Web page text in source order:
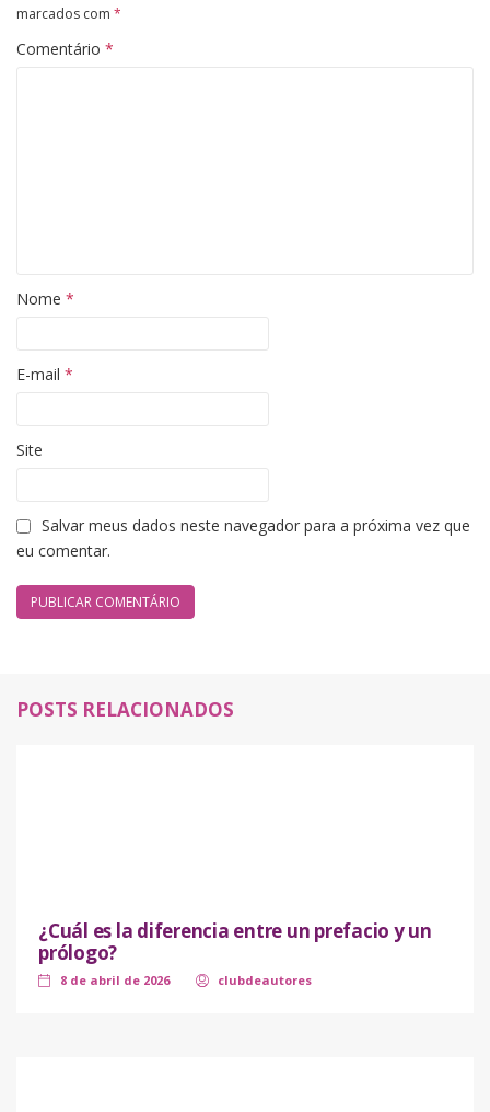
marcados com *
Comentário *
Nome *
E-mail *
Site
Salvar meus dados neste navegador para a próxima vez que
eu comentar.
POSTS RELACIONADOS
¿Cuál es la diferencia entre un prefacio y un
prólogo?
8 de abril de 2026 clubdeautores